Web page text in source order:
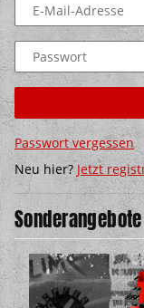
E-Mail-Adresse
Passwort
Passwort vergessen
Neu hier? Jetzt
Sonderangebote